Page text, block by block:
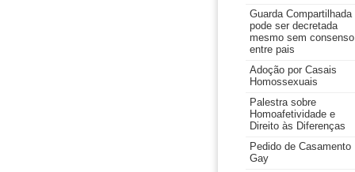
Guarda Compartilhada
pode ser decretada
mesmo sem consenso
entre pais
Adoção por Casais
Homossexuais
Palestra sobre
Homoafetividade e
Direito às Diferenças
Pedido de Casamento
Gay